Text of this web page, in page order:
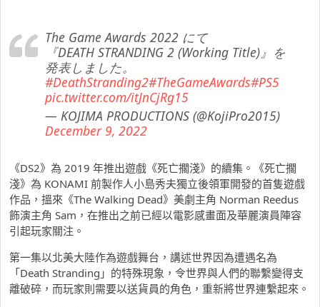
The Game Awards 2022 にて
『DEATH STRANDING 2 (Working Title)』を
発表しました。
#DeathStranding2#TheGameAwards#PS5
pic.twitter.com/itJnCjRg15
— KOJIMA PRODUCTIONS (@KojiPro2015)
December 9, 2022
《DS2》為 2019 年推出遊戲《死亡擱淺》的續集。《死亡擱
淺》為 KONAMI 前製作人小島秀夫獨立後領軍開發的首隻遊戲
作品，搵來《The Walking Dead》美劇主角 Norman Reedus
飾演主角 Sam，在推出之前已經以電影感畫面及華麗演員陣容
引起玩家關注。
第一集以北美大陸作為遊戲舞台，講述世界因為遭遇名為
「Death Stranding」的特殊現象，令世界與人們的聯繫變得支
離破碎，而玩家則需要以送貨員的角色，重新將世界連繫起來。